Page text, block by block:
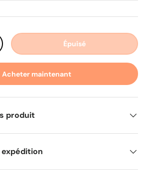
la quantitéÉpuisé
Acheter maintenant
produit